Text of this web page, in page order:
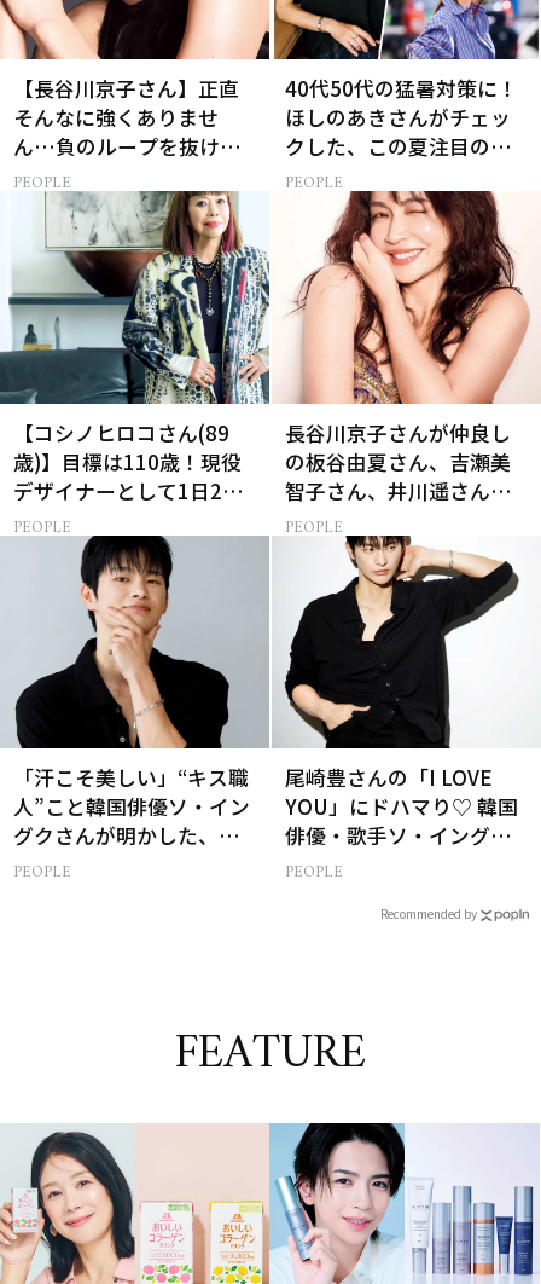
【長谷川京子さん】正直
そんなに強くありませ
ん…負のループを抜ける
15分の習慣とは?
PEOPLE
40代50代の猛暑対策に！
ほしのあきさんがチェッ
クした、この夏注目の暑
さ対策グッズ3選
PEOPLE
【コシノヒロコさん(89
歳)】目標は110歳！現役
デザイナーとして1日2食
と筋トレの理由
PEOPLE
長谷川京子さんが仲良し
の板谷由夏さん、吉瀬美
智子さん、井川遥さんと
集まる理由は…
PEOPLE
「汗こそ美しい」“キス職
人”こと韓国俳優ソ・イン
グクさんが明かした、惹
かれる人の条件とは
PEOPLE
尾崎豊さんの「I LOVE
YOU」にドハマり♡ 韓国
俳優・歌手ソ・イングク
さんの音楽がすべての人
PEOPLE
Recommended by
FEATURE